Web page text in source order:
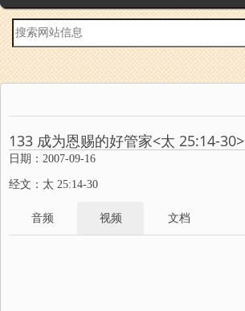
站
内
搜
索
133 成为恩赐的好管家<太 25:14-30>
日期：2007-09-16
经文：太 25:14-30
音频 视频 文档